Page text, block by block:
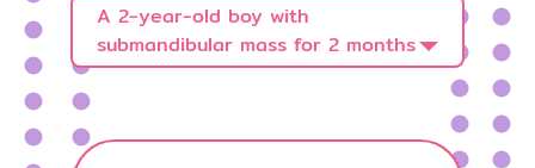
A 2-year-old boy with
submandibular mass for 2 months